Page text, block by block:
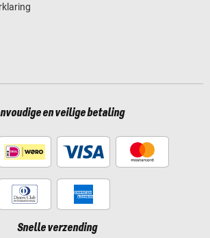
en veilige betaling
Snelle verzending